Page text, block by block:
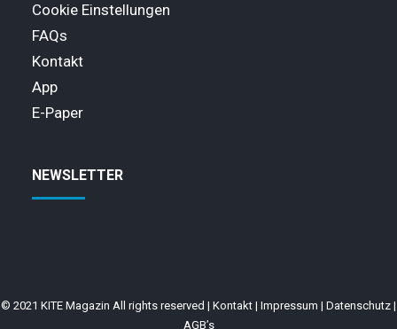
Cookie Einstellungen
FAQs
Kontakt
App
E-Paper
NEWSLETTER
© 2021 KITE Magazin All rights reserved | Kontakt | Impressum | Datenschutz |
AGB’s